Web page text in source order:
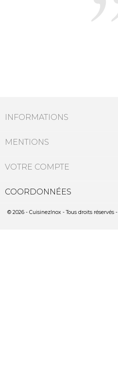
INFORMATIONS
MENTIONS
VOTRE COMPTE
COORDONNÉES
© 2026 - CuisinezInox - Tous droits réservés -